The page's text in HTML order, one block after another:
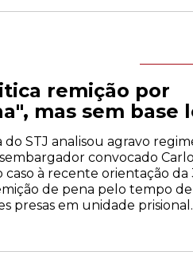
remição por
mas sem base
do STJ analisou agravo
convocado
à recente orientação da
de pena pelo tempo
presas em unidade prisional.